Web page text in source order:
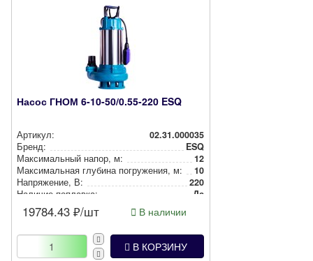
Насос ГНОМ 6-10-50/0.55-220 ESQ
Артикул:
02.31.000035
Бренд:
ESQ
Мак­си­маль­ный напор, м:
12
Мак­си­маль­ная глубина пог­ру­же­ния, м:
10
Нап­ря­же­ние, В:
220
Наличие поплавка:
Да
19784.43 ₽/шт В наличии
В КОРЗИНУ